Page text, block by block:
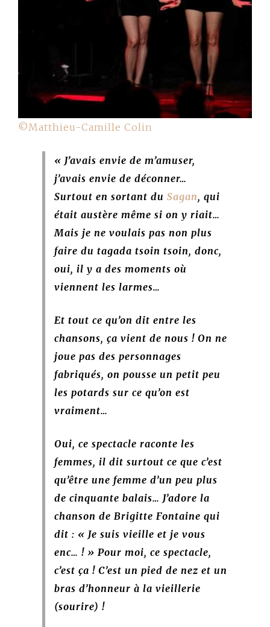
©Matthieu-Camille Colin
« J’avais envie de m’amuser,
j’avais envie de déconner…
Surtout en sortant du Sagan, qui
était austère même si on y riait…
Mais je ne voulais pas non plus
faire du tagada tsoin tsoin, donc,
oui, il y a des moments où
viennent les larmes…
Et tout ce qu’on dit entre les
chansons, ça vient de nous ! On ne
joue pas des personnages
fabriqués, on pousse un petit peu
les potards sur ce qu’on est
vraiment…
Oui, ce spectacle raconte les
femmes, il dit surtout ce que c’est
qu’être une femme d’un peu plus
de cinquante balais… J’adore la
chanson de Brigitte Fontaine qui
dit : « Je suis vieille et je vous
enc… ! » Pour moi, ce spectacle,
c’est ça ! C’est un pied de nez et un
bras d’honneur à la vieillerie
(sourire) !